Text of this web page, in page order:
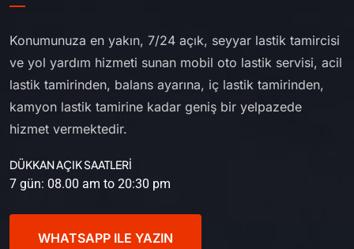
Konumunuza en yakın, 7/24 açık, seyyar lastik tamircisi
ve yol yardım hizmeti sunan mobil oto lastik servisi, acil
lastik tamirinden, balans ayarına, iç lastik tamirinden,
kamyon lastik tamirine kadar geniş bir yelpazede
hizmet vermektedir.
DÜKKAN AÇIK SAATLERİ
7 gün: 08.00 am to 20:30 pm
WHATSAPP ILE YAZIN